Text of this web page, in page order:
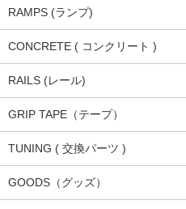
RAMPS (ランプ)
CONCRETE ( コンクリート )
RAILS (レール)
GRIP TAPE（テープ）
TUNING ( 交換パーツ )
GOODS（グッズ）